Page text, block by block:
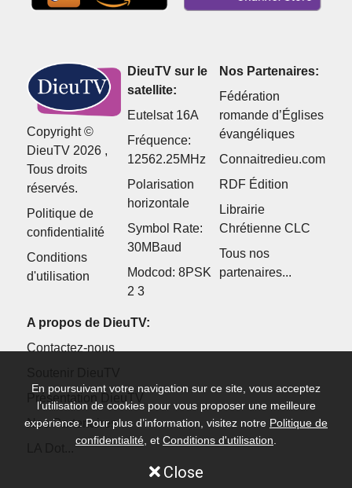
Copyright ©
DieuTV 2026 ,
Tous droits
réservés.
Politique de
confidentialité
Conditions
d'utilisation
DieuTV sur le
satellite:
Eutelsat 16A
Fréquence:
12562.25MHz
Polarisation
horizontale
Symbol Rate:
30MBaud
Modcod: 8PSK
2 3
Nos Partenaires:
Fédération
romande d’Églises
évangéliques
Connaitredieu.com
RDF Édition
Librairie
Chrétienne CLC
Tous nos
partenaires...
A propos de DieuTV:
Contactez-nous
Présentation DieuTV
Nos Partenaires
En poursuivant votre navigation sur ce site, vous acceptez
l’utilisation de cookies pour vous proposer une meilleure
expérience. Pour plus d’information, visitez notre Politique de
confidentialité , et Conditions d'utilisation